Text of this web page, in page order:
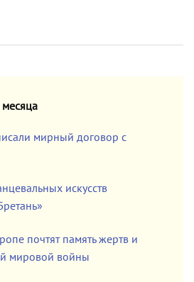
месяца
мирный договор с
искусств
почтят память жертв и
мировой войны